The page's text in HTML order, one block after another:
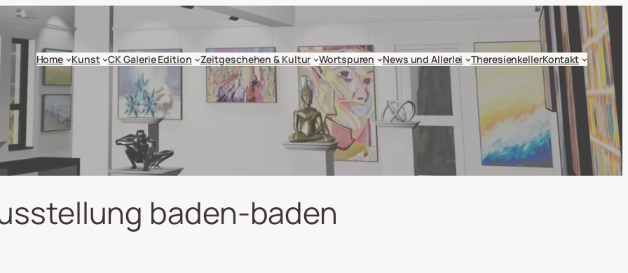
Home Kunst CK Galerie Edition Zeitgeschehen & Kultur Wortspuren News und Allerlei TheresienkellerKontakt
baden-baden